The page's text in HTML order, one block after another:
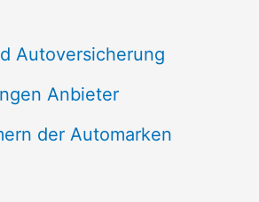
Autoversicherung
Anbieter
der Automarken